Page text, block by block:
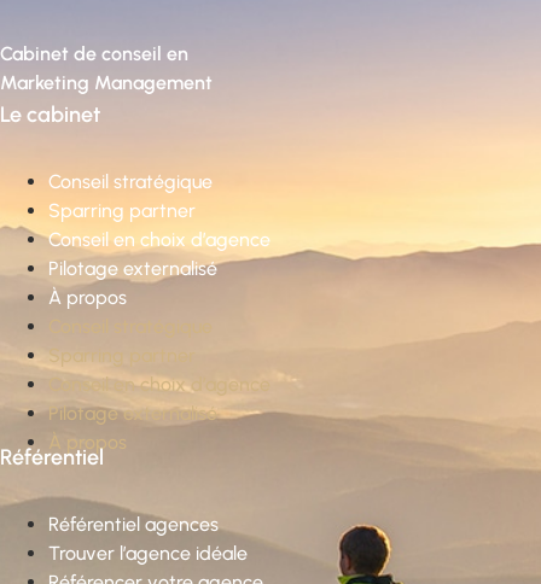
Cabinet de conseil en
Marketing Management
Le cabinet
Conseil stratégique
Sparring partner
Conseil en choix d’agence
Pilotage externalisé
À propos
Sparring partner
Conseil en choix d’agence
Pilotage externalisé
À propos
Référentiel
Référentiel agences
Trouver l’agence idéale